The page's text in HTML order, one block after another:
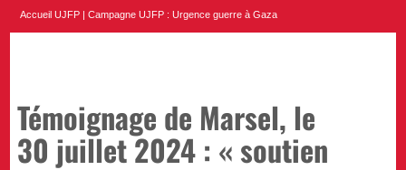
Accueil UJFP |Campagne UJFP : Urgence guerre à Gaza
Témoignage de Marsel, le
30 juillet 2024 : « soutien